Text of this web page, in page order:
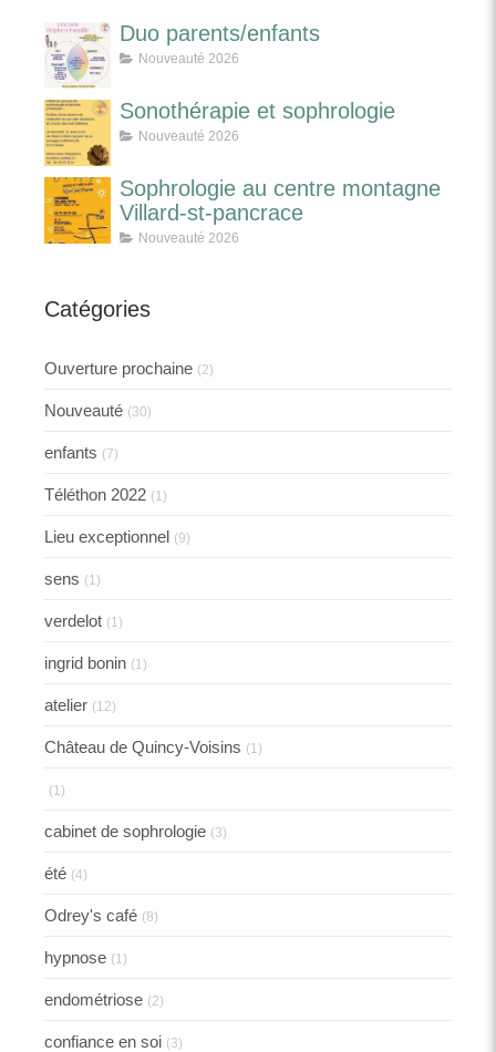
Duo parents/enfants
Nouveauté 2026
Sonothérapie et sophrologie
Nouveauté 2026
Sophrologie au centre montagne
Villard-st-pancrace
Nouveauté 2026
Catégories
Ouverture prochaine (2)
Nouveauté (30)
enfants (7)
Téléthon 2022 (1)
Lieu exceptionnel (9)
sens (1)
verdelot (1)
ingrid bonin (1)
atelier (12)
Château de Quincy-Voisins (1)
(1)
cabinet de sophrologie (3)
été (4)
Odrey's café (8)
hypnose (1)
endométriose (2)
confiance en soi (3)